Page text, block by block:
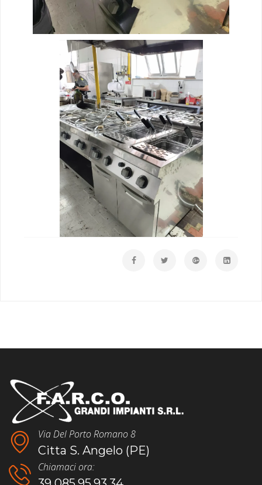
Via Del Porto Romano 8
Citta S. Angelo (PE)
Chiamaci ora: